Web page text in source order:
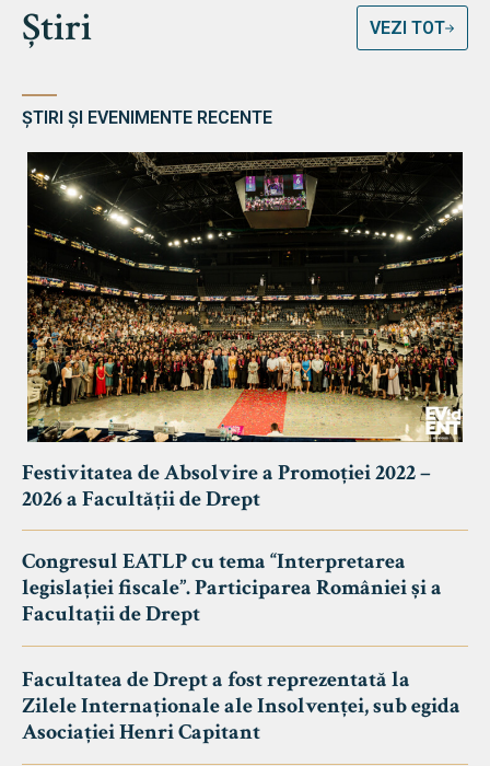
Știri VEZI TOT
ȘTIRI ȘI EVENIMENTE RECENTE
Festivitatea de Absolvire a Promoției 2022 –
2026 a Facultății de Drept
Congresul EATLP cu tema “Interpretarea
legislației fiscale”. Participarea României și a
Facultații de Drept
Facultatea de Drept a fost reprezentată la
Zilele Internaționale ale Insolvenței, sub egida
Asociației Henri Capitant